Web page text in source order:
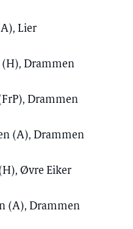
Lier
(H), Drammen
Drammen
(A), Drammen
Øvre Eiker
(A), Drammen